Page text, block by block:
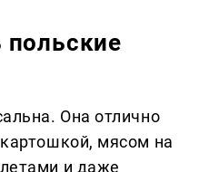
польские
Она отлично
мясом на
и даже